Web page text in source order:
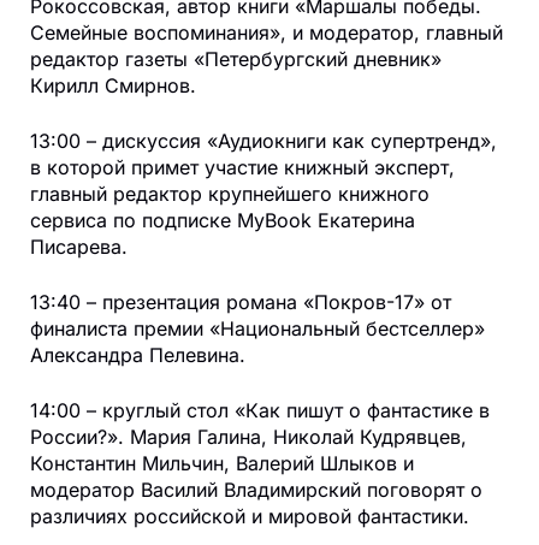
Рокоссовская, автор книги «Маршалы победы.
Семейные воспоминания», и модератор, главный
редактор газеты «Петербургский дневник»
Кирилл Смирнов.
13:00 – дискуссия «Аудиокниги как супертренд»,
в которой примет участие книжный эксперт,
главный редактор крупнейшего книжного
сервиса по подписке MyBook Екатерина
Писарева.
13:40 – презентация романа «Покров-17» от
финалиста премии «Национальный бестселлер»
Александра Пелевина.
14:00 – круглый стол «Как пишут о фантастике в
России?». Мария Галина, Николай Кудрявцев,
Константин Мильчин, Валерий Шлыков и
модератор Василий Владимирский поговорят о
различиях российской и мировой фантастики.